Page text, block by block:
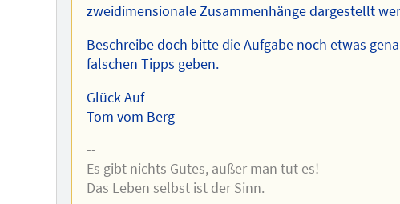
zweidimensionale Zusammenhänge dargestellt
Beschreibe doch bitte die Aufgabe noch etwas
falschen Tipps geben.
Glück Auf
Tom vom Berg
--
Es gibt nichts Gutes, außer man tut es!
Das Leben selbst ist der Sinn.